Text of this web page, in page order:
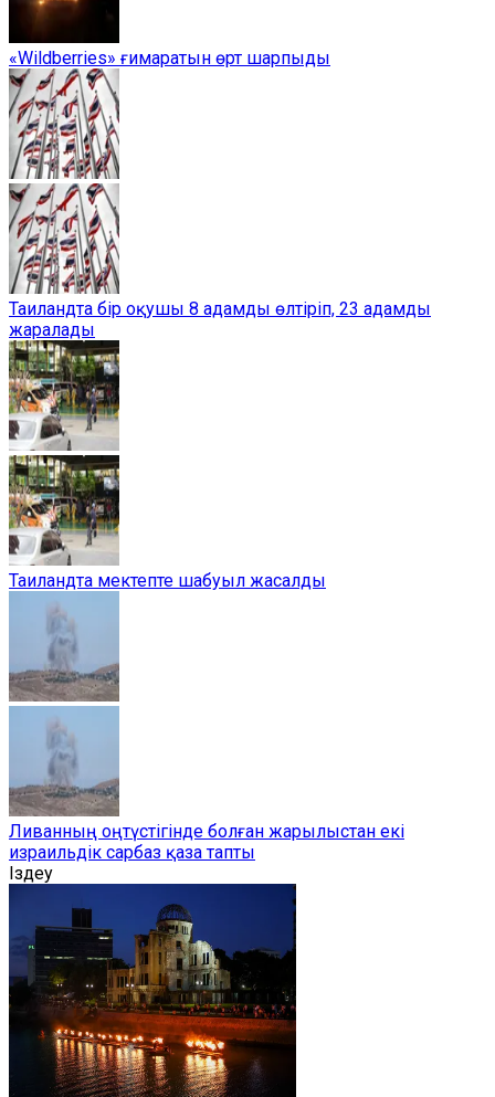
«Wildberries» ғимаратын өрт шарпыды
Таиландта бір оқушы 8 адамды өлтіріп, 23 адамды
жаралады
Таиландта мектепте шабуыл жасалды
Ливанның оңтүстігінде болған жарылыстан екі
израильдік сарбаз қаза тапты
Іздеу